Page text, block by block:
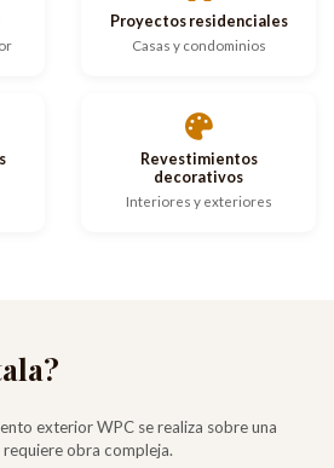
Proyectos residenciales
Casas y condominios
Revestimientos
decorativos
Interiores y exteriores
exterior WPC se realiza sobre una
obra compleja.